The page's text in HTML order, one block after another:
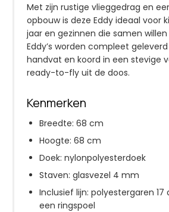
Met zijn rustige vlieggedrag en
opbouw is deze Eddy ideaal voor
jaar en gezinnen die samen willen
Eddy’s worden compleet
handvat en koord in een stevige
ready-to-fly uit de doos.
Kenmerken
Breedte: 68 cm
Hoogte: 68 cm
Doek: nylonpolyesterdoek
Staven: glasvezel 4 mm
Inclusief lijn: polyestergaren 17
een ringspoel